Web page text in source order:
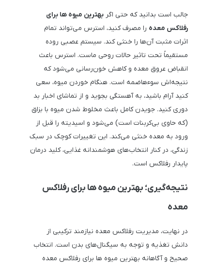
جالب است بدانید که حتی اگر بهترین میوه ها برای
رفلاکس معده را مصرف کنید، استرس می‌تواند تمام
اثرات مثبت آن‌ها را خنثی کند. سیستم عصبی روده
مستقیماً تحت تاثیر حالات روحی ماست. استرس باعث
انقباض عروق معده و کاهش خون‌رسانی می‌شود که
نتیجه‌اش سوءهاضمه است. هنگام خوردن میوه، سعی
کنید آرام باشید، به آهستگی بجوید و از تماشای اخبار بد
دوری کنید. جویدن کامل باعث مخلوط شدن میوه با بزاق
(که حاوی بی‌کربنات است) می‌شود و اسیدیته را قبل از
ورود به معده خنثی می‌کند. این تغییرات کوچک در سبک
زندگی، در کنار انتخاب‌های هوشمندانه غذایی، کلید درمان
پایدار رفلاکس است.
نتیجه‌گیری؛ بهترین میوه ها برای رفلاکس
معده
در نهایت، مدیریت رفلاکس معده نیازمند ترکیبی از
دانش تغذیه و توجه به سیگنال‌های بدن است. انتخاب
صحیح و آگاهانه بهترین میوه ها برای رفلاکس معده